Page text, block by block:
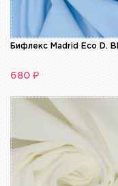
Бифлекс Madrid Eco D.
680 ₽